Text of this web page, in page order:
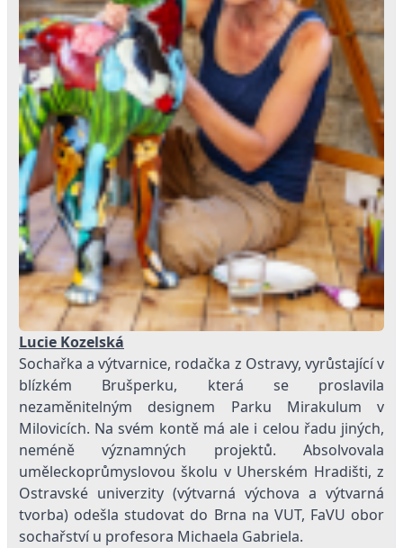
Lucie Kozelská
Sochařka a výtvarnice, rodačka z Ostravy, vyrůstající v
blízkém Brušperku, která se proslavila
nezaměnitelným designem Parku Mirakulum v
Milovicích. Na svém kontě má ale i celou řadu jiných,
neméně významných projektů. Absolvovala
uměleckoprůmyslovou školu v Uherském Hradišti, z
Ostravské univerzity (výtvarná výchova a výtvarná
tvorba) odešla studovat do Brna na VUT, FaVU obor
sochařství u profesora Michaela Gabriela.